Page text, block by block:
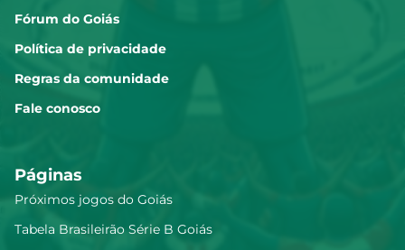
Fórum do Goiás
Política de privacidade
Regras da comunidade
Fale conosco
Páginas
Próximos jogos do Goiás
Tabela Brasileirão Série B Goiás